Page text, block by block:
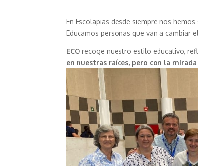
En Escolapias desde siempre nos
Educamos personas que van a cambiar
ECO recoge nuestro estilo educativo,
en nuestras raíces, pero con la